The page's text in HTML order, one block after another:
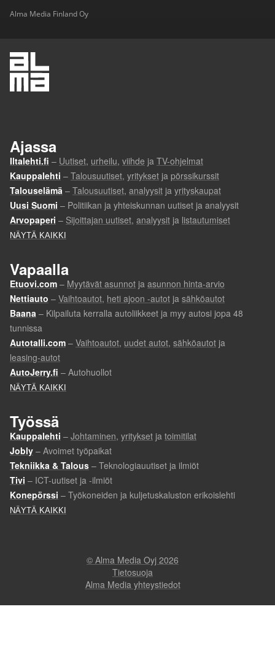
Alma Media Finland Oy